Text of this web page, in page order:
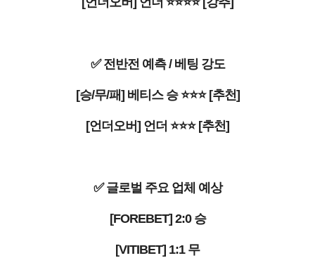
✅ 전반전 예측 / 베팅 강도
[승/무/패] 베티스 승 ⭐⭐⭐ [추천]
[언더오버] 언더 ⭐⭐⭐ [추천]
✅ 글로벌 주요 업체 예상
[FOREBET] 2:0 승
[VITIBET] 1:1 무